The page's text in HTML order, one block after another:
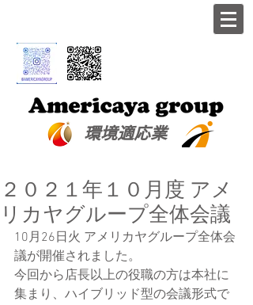
​環境適応業
２０２１年１０月度 アメ
リカヤグループ全体会議
10月26日火 アメリカヤグループ全体会
議が開催されました。
今回から店長以上の役職の方は本社に
集まり、ハイブリッド型の会議形式で